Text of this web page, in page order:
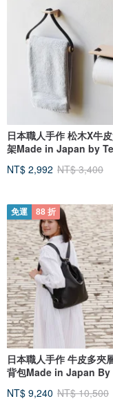
日本職人手作 松木X牛
架Made in Japan by
NT$ 2,992 NT$ 3,400
免運 88 折
日本職人手作 牛皮多夾
背包Made in Japan
NT$ 9,240 NT$ 10,500